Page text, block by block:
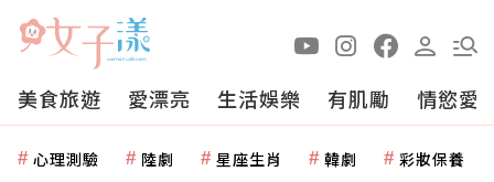
美食旅遊 愛漂亮 生活娛樂 有肌勵 情慾愛
心理測驗 陸劇 星座生肖 韓劇 彩妝保養